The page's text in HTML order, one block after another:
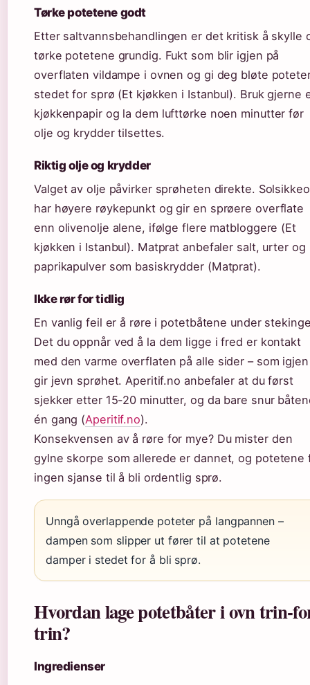
Tørke potetene godt
Etter saltvannsbehandlingen er det kritisk å skylle
tørke potetene grundig. Fukt som blir igjen på
overflaten vildampe i ovnen og gi deg bløte
stedet for sprø (Et kjøkken i Istanbul). Bruk gjerne
kjøkkenpapir og la dem lufttørke noen minutter før
olje og krydder tilsettes.
Riktig olje og krydder
Valget av olje påvirker sprøheten direkte.
har høyere røykepunkt og gir en sprøere overflate
enn olivenolje alene, ifølge flere matbloggere (Et
kjøkken i Istanbul). Matprat anbefaler salt, urter og
paprikapulver som basiskrydder (Matprat).
Ikke rør for tidlig
En vanlig feil er å røre i potetbåtene under
Det du oppnår ved å la dem ligge i fred er kontakt
med den varme overflaten på alle sider – som igjen
gir jevn sprøhet. Aperitif.no anbefaler at du først
sjekker etter 15-20 minutter, og da bare snur
én gang (Aperitif.no).
Konsekvensen av å røre for mye? Du mister den
gylne skorpe som allerede er dannet, og potetene
ingen sjanse til å bli ordentlig sprø.
Unngå overlappende poteter på langpannen –
dampen som slipper ut fører til at potetene
damper i stedet for å bli sprø.
Hvordan lage potetbåter i ovn trin-
trin?
Ingredienser